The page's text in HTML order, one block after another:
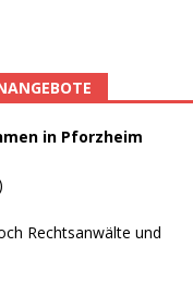
in Pforzheim
Rechtsanwälte und